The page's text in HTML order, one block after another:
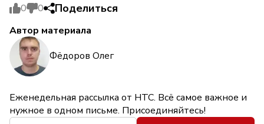
0 0 Поделиться
Автор материала
Фёдоров Олег
Еженедельная рассылка от НТС. Всё самое важное и
нужное в одном письме. Присоединяйтесь!